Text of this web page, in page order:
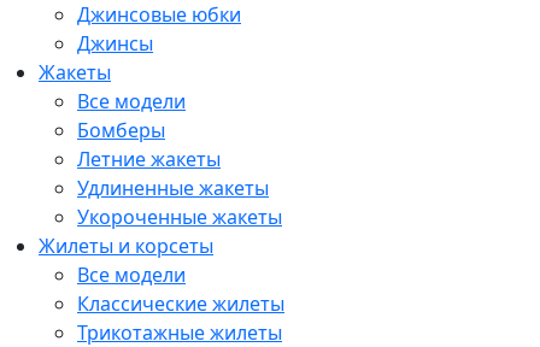
Джинсовые юбки
Джинсы
Жакеты
Все модели
Бомберы
Летние жакеты
Удлиненные жакеты
Укороченные жакеты
Жилеты и корсеты
Все модели
Классические жилеты
Трикотажные жилеты